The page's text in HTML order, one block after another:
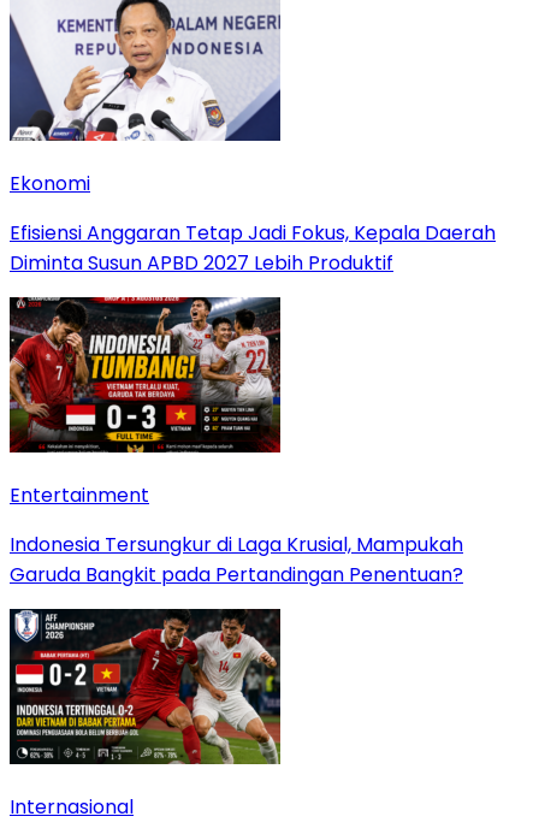
Ekonomi
Efisiensi Anggaran Tetap Jadi Fokus, Kepala Daerah
Diminta Susun APBD 2027 Lebih Produktif
Entertainment
Indonesia Tersungkur di Laga Krusial, Mampukah
Garuda Bangkit pada Pertandingan Penentuan?
Internasional